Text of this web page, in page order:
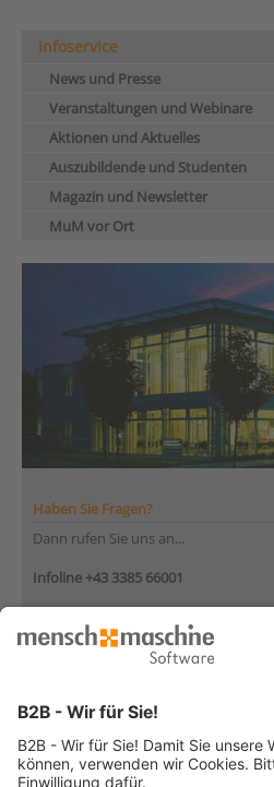
Infoservice
News und Presse
Veranstaltungen und Webinare
Aktionen und Aktuelles
Auszubildende und Studenten
Magazin und Newsletter
MuM vor Ort
Haben Sie Fragen?
Dann rufen Sie uns an...
Infoline +43 3385 66001
von 08:30 bis 12:00 Uhr
und 12:30 bis 17:00 Uhr
von 08:30 bis 12:30 Uhr
... oder senden Sie uns Ihre Nachricht